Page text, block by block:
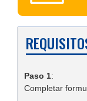
Paso 1:
Completar